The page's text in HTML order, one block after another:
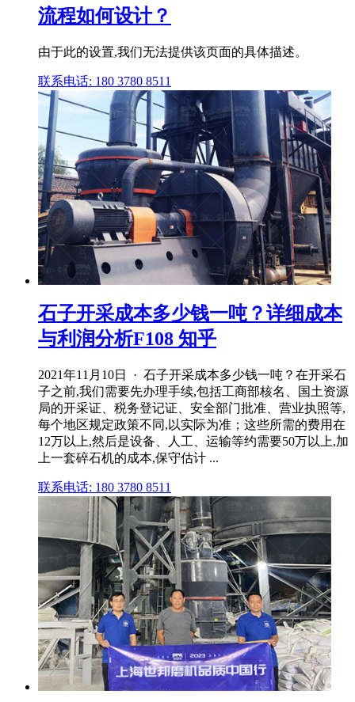
流程如何设计？
由于此的设置,我们无法提供该页面的具体描述。
联系电话: 180 3780 8511
石子开采成本多少钱一吨？详细成本
与利润分析F108 知乎
2021年11月10日 · 石子开采成本多少钱一吨？在开采石
子之前,我们需要先办理手续,包括工商部核名、国土资源
局的开采证、税务登记证、安全部门批准、营业执照等,
每个地区规定政策不同,以实际为准；这些所需的费用在
12万以上,然后是设备、人工、运输等约需要50万以上,加
上一套碎石机的成本,保守估计 ...
联系电话: 180 3780 8511